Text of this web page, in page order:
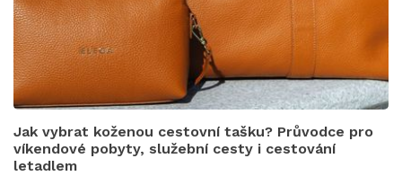
Jak vybrat koženou cestovní tašku? Průvodce pro
víkendové pobyty, služební cesty i cestování
letadlem